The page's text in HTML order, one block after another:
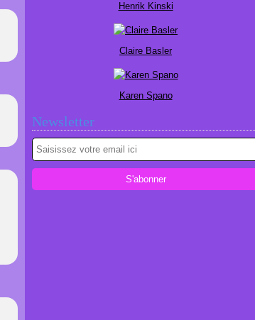
Henrik Kinski
Claire Basler
Karen Spano
Newsletter